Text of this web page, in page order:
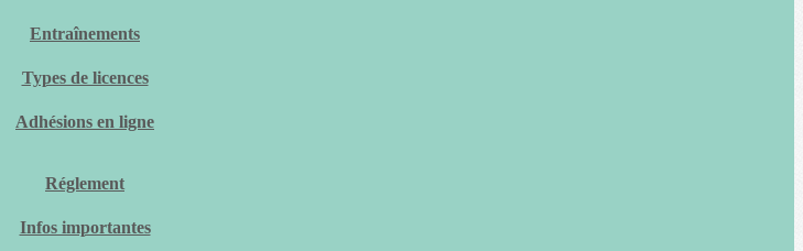
Entraînements
Types de licences
Adhésions en ligne
Réglement
Infos importantes